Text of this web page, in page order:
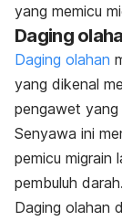
yang memicu
Daging
Daging olahan
yang dikenal
pengawet
Senyawa ini
pemicu migrain
pembuluh darah.
Daging olahan